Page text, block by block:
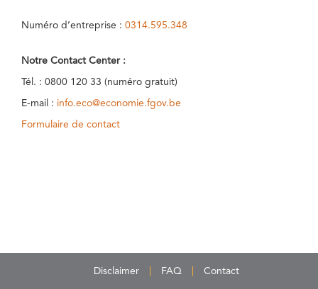
Numéro d’entreprise : 0314.595.348
Notre Contact Center :
Tél. : 0800 120 33 (numéro gratuit)
E-mail : info.eco@economie.fgov.be
Formulaire de contact
Disclaimer FAQ Contact